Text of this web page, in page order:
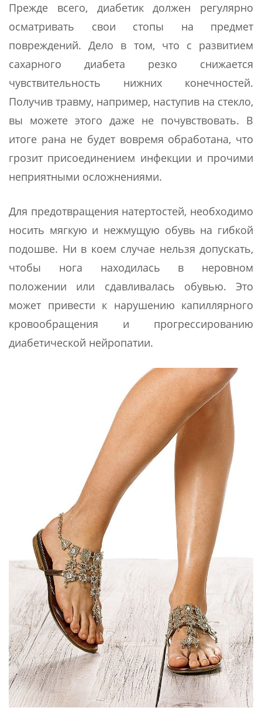
Прежде всего, диабетик должен регулярно
осматривать свои стопы на предмет
повреждений. Дело в том, что с развитием
сахарного диабета резко снижается
чувствительность нижних конечностей.
Получив травму, например, наступив на стекло,
вы можете этого даже не почувствовать. В
итоге рана не будет вовремя обработана, что
грозит присоединением инфекции и прочими
неприятными осложнениями.
Для предотвращения натертостей, необходимо
носить мягкую и нежмущую обувь на гибкой
подошве. Ни в коем случае нельзя допускать,
чтобы нога находилась в неровном
положении или сдавливалась обувью. Это
может привести к нарушению капиллярного
кровообращения и прогрессированию
диабетической нейропатии.